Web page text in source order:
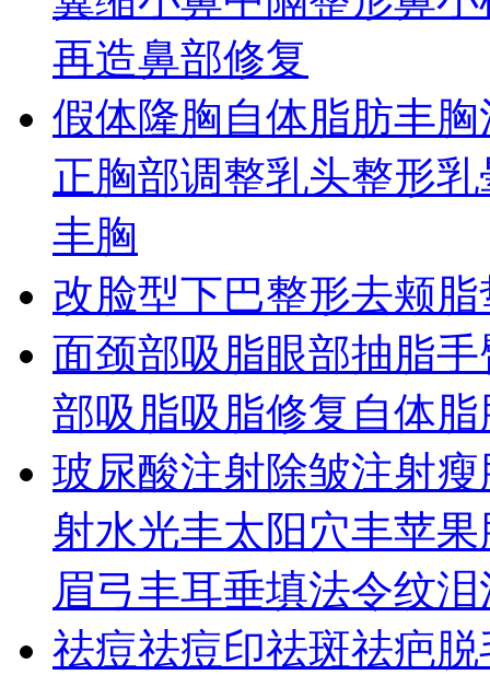
再造鼻部修复
假体隆胸自体脂肪丰胸
正胸部调整乳头整形乳
丰胸
改脸型下巴整形去颊脂
面颈部吸脂眼部抽脂手
部吸脂吸脂修复 自体脂
玻尿酸注射除皱注射瘦
射水光丰太阳穴丰苹果
眉弓丰耳垂填法令纹泪
祛痘祛痘印祛斑祛疤